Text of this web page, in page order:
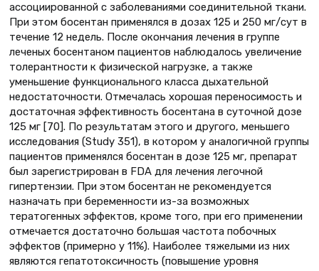
ассоциированной с заболеваниями соединительной ткани.
При этом босентан применялся в дозах 125 и 250 мг/сут в
течение 12 недель. После окончания лечения в группе
леченых босентаном пациентов наблюдалось увеличение
толерантности к физической нагрузке, а также
уменьшение функционального класса дыхательной
недостаточности. Отмечалась хорошая переносимость и
достаточная эффективность босентана в суточной дозе
125 мг [70]. По результатам этого и другого, меньшего
исследования (Study 351), в котором у аналогичной группы
пациентов применялся босентан в дозе 125 мг, препарат
был зарегистрирован в FDA для лечения легочной
гипертензии. При этом босентан не рекомендуется
назначать при беременности из-за возможных
тератогенных эффектов, кроме того, при его применении
отмечается достаточно большая частота побочных
эффектов (примерно у 11%). Наиболее тяжелыми из них
являются гепатотоксичность (повышение уровня